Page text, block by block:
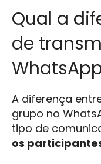
Qual a
de
A diferença
grupo no
tipo de
os